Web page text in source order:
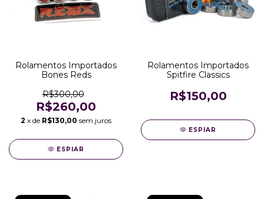
Rolamentos Importados
Bones Reds
R$300,00
R$260,00
2 x de R$130,00 sem juros
ESPIAR
Rolamentos Importados
Spitfire Classics
R$150,00
ESPIAR